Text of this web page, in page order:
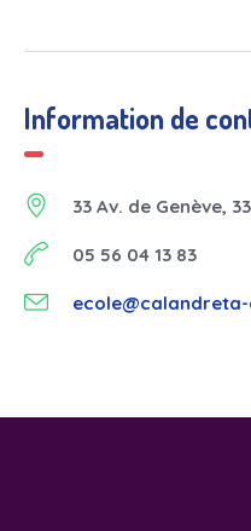
Information de
33 Av. de Genève,
05 56 04 13 83